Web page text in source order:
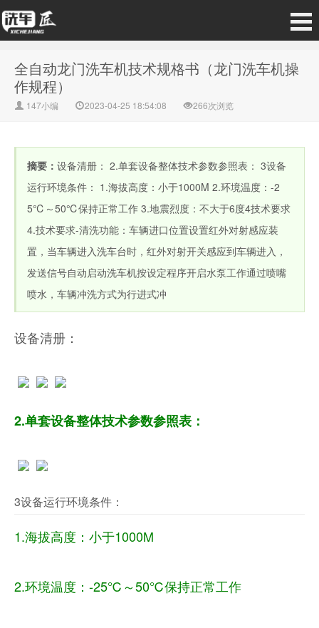
全自动龙门洗车机技术规格书（龙门洗车机操
作规程）
147小编 2023-04-25 18:54:08 266次浏览
摘要： 设备清册： 2.单套设备整体技术参数参照表： 3设备
运行环境条件： 1.海拔高度：小于1000M 2.环境温度：-2
5℃～50℃保持正常工作 3.地震烈度：不大于6度4技术要求
4.技术要求-清洗功能：车辆进口位置设置红外对射感应装
置，当车辆进入洗车台时，红外对射开关感应到车辆进入，
发送信号自动启动洗车机按设定程序开启水泵工作通过喷嘴
喷水，车辆冲洗方式为行进式冲
设备清册：
2.单套设备整体技术参数参照表：
3设备运行环境条件：
1.海拔高度：小于1000M
2.环境温度： -25℃～50℃保持正常工作